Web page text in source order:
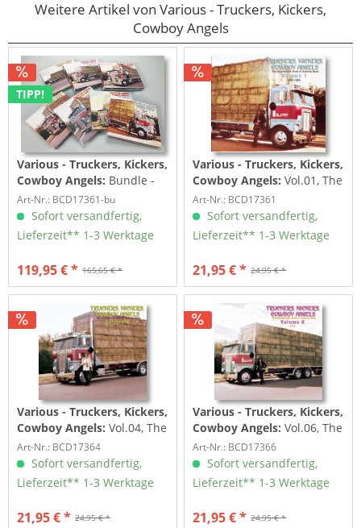
Weitere Artikel von Various - Truckers, Kickers,
Cowboy Angels
TIPP!
Various - Truckers, Kickers,
Cowboy Angels: Bundle -
The Blissed-Out Birth Of
Country Rock...
Art-Nr.: BCD17361-bu
Sofort versandfertig,
Lieferzeit** 1-3 Werktage
165,65 € *
119,95 € *
Various - Truckers, Kickers,
Cowboy Angels: Vol.01, The
Blissed-Out Birth Of
Country Rock...
Art-Nr.: BCD17361
Sofort versandfertig,
Lieferzeit** 1-3 Werktage
24,95 € *
21,95 € *
Various - Truckers, Kickers,
Cowboy Angels: Vol.04, The
Blissed-Out Birth Of
Country Rock...
Art-Nr.: BCD17364
Sofort versandfertig,
Lieferzeit** 1-3 Werktage
24,95 € *
21,95 € *
Various - Truckers, Kickers,
Cowboy Angels: Vol.06, The
Blissed-Out Birth Of
Country Rock...
Art-Nr.: BCD17366
Sofort versandfertig,
Lieferzeit** 1-3 Werktage
24,95 € *
21,95 € *